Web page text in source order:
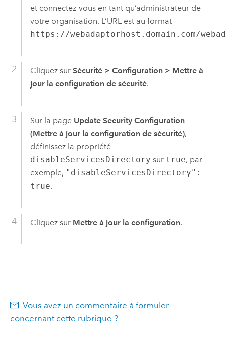
et connectez-vous en tant qu’administrateur de
votre organisation. L’URL est au format
https://webadaptorhost.domain.com/
Cliquez sur Sécurité > Configuration > Mettre à
jour la configuration de sécurité.
Sur la page Update Security Configuration
(Mettre à jour la configuration de sécurité),
définissez la propriété
disableServicesDirectory sur true, par
exemple, "disableServicesDirectory":
true.
Cliquez sur Mettre à jour la configuration.
Vous avez un commentaire à formuler
concernant cette rubrique ?